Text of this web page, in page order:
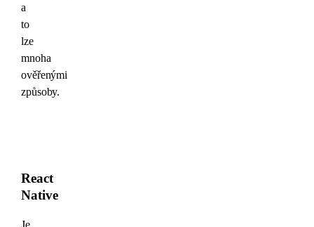
a
to
lze
mnoha
ověřenými
způsoby.
React
Native